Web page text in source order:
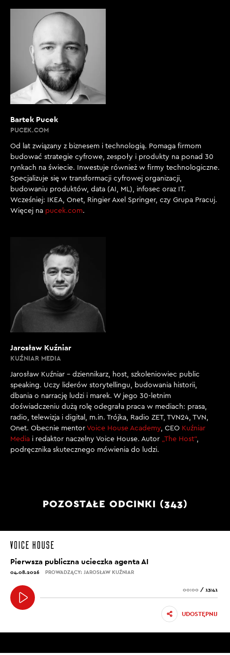
Bartek Pucek
PUCEK.COM
Od lat związany z biznesem i technologią. Pomaga firmom
budować strategie cyfrowe, zespoły i produkty na ponad 30
rynkach na świecie. Inwestuje również w firmy technologiczne.
Specjalizuje się w transformacji cyfrowej organizacji,
budowaniu produktów, data (AI, ML), infosec oraz IT.
Wcześniej: IKEA, Onet, Ringier Axel Springer, czy Grupa Pracuj.
Więcej na pucek.com.
Jarosław Kuźniar
KUŹNIAR MEDIA
Jarosław Kuźniar – dziennikarz, host, szkoleniowiec public
speaking. Uczy liderów storytellingu, budowania historii,
dbania o narrację ludzi i marek. W jego 30-letnim
doświadczeniu dużą rolę odegrała praca w mediach: prasa,
radio, telewizja i digital, m.in. Trójka, Radio ZET, TVN24, TVN,
Onet. Obecnie mentor Voice House Academy, CEO Kuźniar
Media i redaktor naczelny Voice House. Autor „The Host”,
podręcznika skutecznego mówienia do ludzi.
POZOSTAŁE ODCINKI (343)
Pierwsza publiczna ucieczka agenta AI
04.08.2026 PROWADZĄCY: JAROSŁAW KUŹNIAR
00:00 / 13:41
UDOSTĘPNIJ